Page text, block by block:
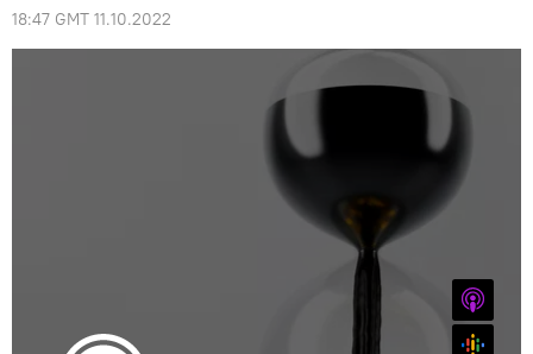
18:47 GMT 11.10.2022